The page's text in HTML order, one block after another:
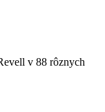
v 88 rôznych